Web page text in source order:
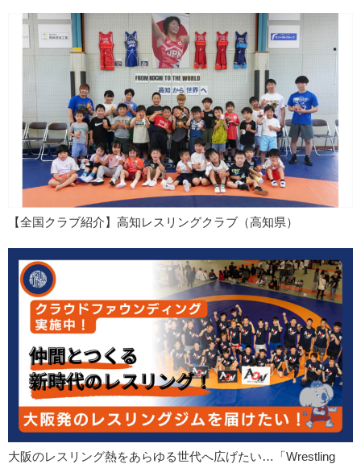
【全国クラブ紹介】高知レスリングクラブ（高知県）
大阪のレスリング熱をあらゆる世代へ広げたい…「Wrestling